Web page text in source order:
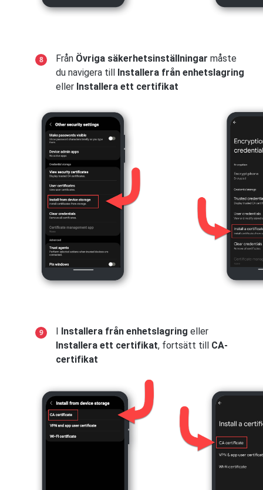
Från Övriga säkerhetsinställningar måste
du navigera till Installera från enhetslagring
eller Installera ett certifikat
Installera från enhetslagring eller
Installera ett certifikat, fortsätt till CA-
certifikat